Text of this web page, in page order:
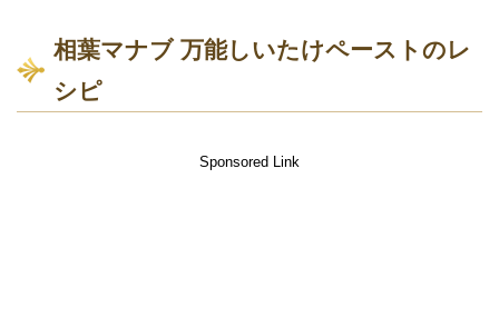
相葉マナブ 万能しいたけペーストのレ
シピ
Sponsored Link